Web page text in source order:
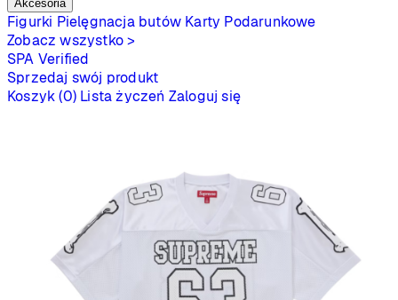
Akcesoria
Figurki Pielęgnacja butów Karty Podarunkowe
Zobacz wszystko >
SPA Verified
Sprzedaj swój produkt
Koszyk (0) Lista życzeń Zaloguj się